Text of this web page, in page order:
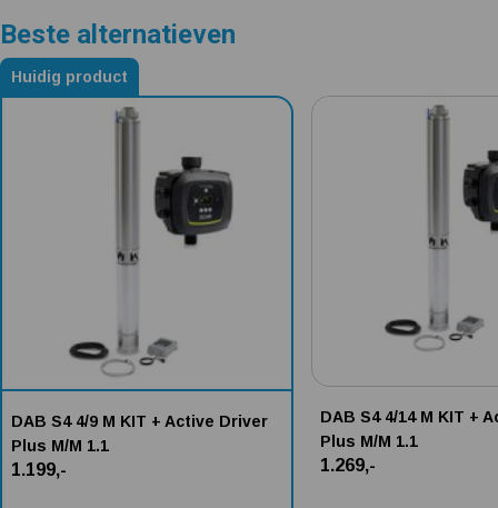
Beste alternatieven
Alternatieven voor DAB S4 4/9 M KIT + Active Driver Plus M/M 1.1
Huidig product
DAB S4 4/9 M KIT + Active Driver
Plus M/M 1.1
1.199,-
DAB S4 4/14 M KIT +
Plus M/M 1.1
1.269,-